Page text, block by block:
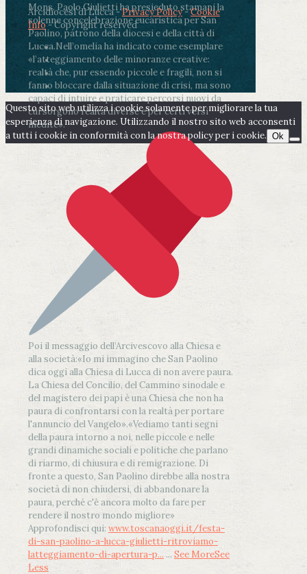
Mons. Paolo Giulietti ha presieduto stamani la
solenne concelebrazione eucaristica per San
Paolino, patrono della diocesi e della città di
Lucca.Nell’omelia ha indicato come esemplare
«l’atteggiamento delle minoranze creative:
realtà che, pur essendo piccole e fragili, non si
fanno bloccare dalla situazione di crisi, ma sono
capaci di intuire e praticare percorsi nuovi da
cui sorgono realtà diverse e per certi versi
inedite».
Poi il messaggio dell’Arcivescovo alla Chiesa e
alla società:«Io mi immagino che San Paolino
dica oggi alla Chiesa di Lucca di non avere paura.
La Chiesa del Concilio, del Cammino sinodale e
del magistero dei papi è una Chiesa che non ha
paura di confrontarsi con la realtà per portare
l'annuncio del Vangelo».«Vediamo tanti segni
della paura intorno a noi, nelle piccole e nelle
grandi dinamiche sociali e politiche che parlano
di riarmo, di chiusura e di remigrazione. Di
fronte a questo, San Paolino direbbe alla nostra
società di non chiudersi, di abbandonare la
paura, perché c'è ancora molto da fare per
rendere il nostro mondo migliore»
Approfondisci qui: www.toscanaoggi.it/festa-
di-san-paolino-a-lucca-giulietti-ritroviamo-
latteggiamento-di-apertura-p... ... See MoreSee
Less
Arcidiocesi di Lucca -Privacy Policy-Cookie
Info- Copyright reserved
Questo sito web utilizza i cookie solamente per migliorare la tua
esperienza di navigazione. Utilizzando il nostro sito web acconsenti
a tutti i cookie in conformità con la nostra policy per i cookie. Ok